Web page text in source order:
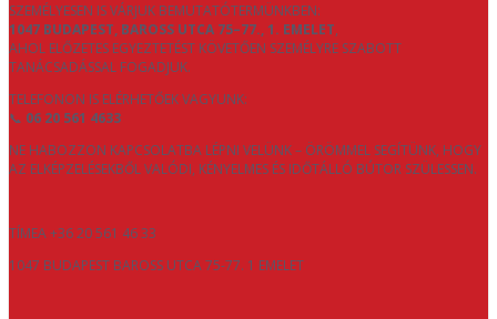
SZEMÉLYESEN IS VÁRJUK BEMUTATÓTERMÜNKBEN:
1047 BUDAPEST, BAROSS UTCA 75–77., 1. EMELET,
AHOL ELŐZETES EGYEZTETÉST KÖVETŐEN SZEMÉLYRE SZABOTT
TANÁCSADÁSSAL FOGADJUK.
TELEFONON IS ELÉRHETŐEK VAGYUNK:
📞 06 20 561 4633
NE HABOZZON KAPCSOLATBA LÉPNI VELÜNK – ÖRÖMMEL SEGÍTÜNK, HOGY
AZ ELKÉPZELÉSEKBŐL VALÓDI, KÉNYELMES ÉS IDŐTÁLLÓ BÚTOR SZÜLESSEN.
TÍMEA +36 20 561 46 33
1047 BUDAPEST BAROSS UTCA 75-77. 1 EMELET